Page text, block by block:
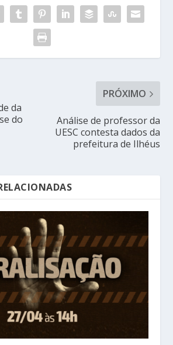
da
do
PRÓXIMO
Análise de professor da
UESC contesta dados da
prefeitura de Ilhéus